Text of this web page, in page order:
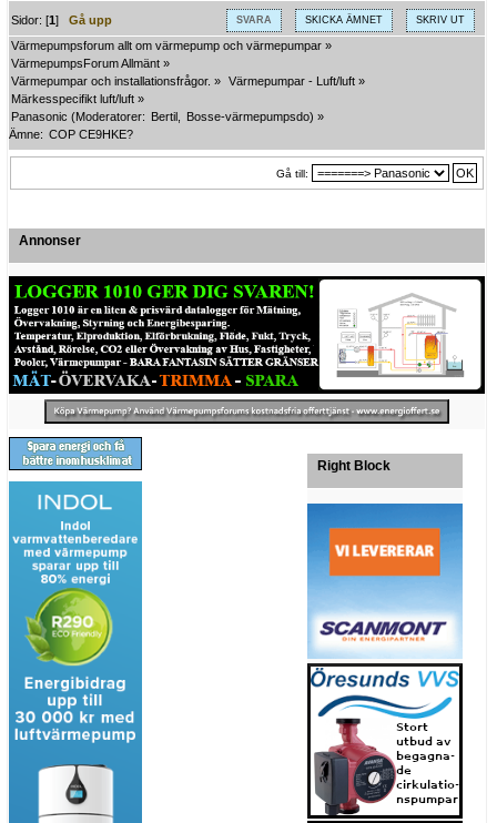
SVARA SKICKA ÄMNET SKRIV UT
Sidor: [1]Gå upp
Värmepumpsforum allt om värmepump och värmepumpar »
VärmepumpsForum Allmänt »
Värmepumpar och installationsfrågor. » Värmepumpar - Luft/luft »
Märkesspecifikt luft/luft »
Panasonic (Moderatorer: Bertil , Bosse-värmepumpsdo) »
Ämne: COP CE9HKE?
Gå till:
Annonser
Right Block